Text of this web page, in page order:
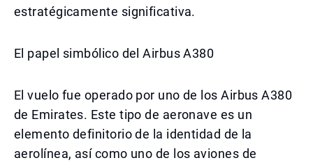
estratégicamente significativa.
El papel simbólico del Airbus A380
El vuelo fue operado por uno de los Airbus A380
de Emirates. Este tipo de aeronave es un
elemento definitorio de la identidad de la
aerolínea, así como uno de los aviones de